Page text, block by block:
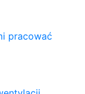
pracować